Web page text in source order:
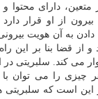
دارای محتوا
بیرون از او قرار
دادن به آن هویت
و از قضا بنا بر این
می كند. سلبریتی در
را می توان با
این است كه